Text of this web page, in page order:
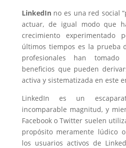
LinkedInno es una red social
actuar, de igual modo que
crecimiento experimentado
últimos tiempos es la prueba
profesionales han
beneficios que pueden
activa y sistematizada en este
LinkedIn es un
incomparable magnitud, y
Facebook o Twitter suelen
propósito meramente lúdico
los usuarios activos de